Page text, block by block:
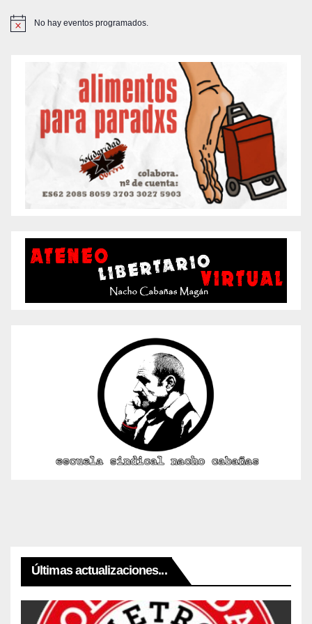
No hay eventos programados.
Últimas actualizaciones...